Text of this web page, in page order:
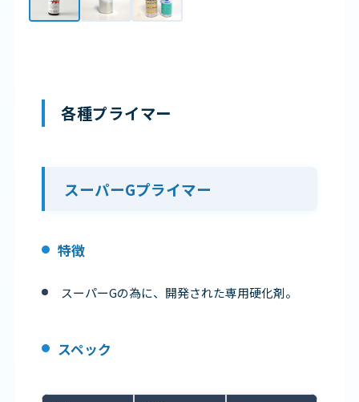
各種プライマー
スーパーGプライマー
特徴
スーパーGの為に、開発された専用硬化剤。
スペック